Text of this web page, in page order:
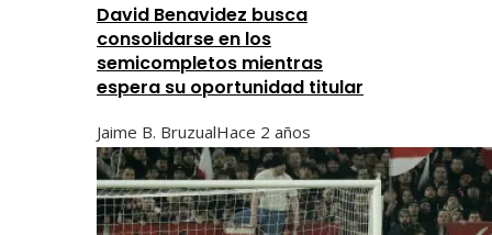
David Benavidez busca
consolidarse en los
semicompletos mientras
espera su oportunidad titular
Jaime B. BruzualHace 2 años